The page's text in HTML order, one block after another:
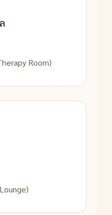
Room)